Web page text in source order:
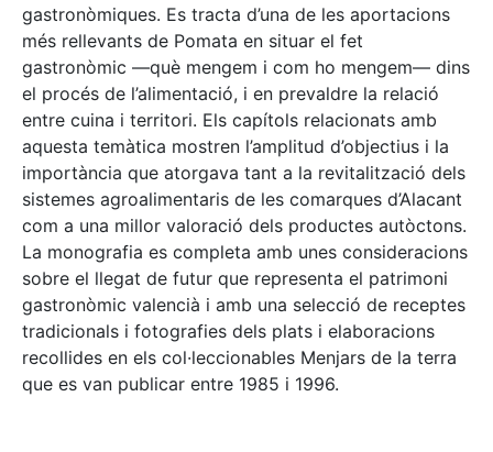
gastronòmiques. Es tracta d’una de les aportacions
més rellevants de Pomata en situar el fet
gastronòmic —què mengem i com ho mengem— dins
el procés de l’alimentació, i en prevaldre la relació
entre cuina i territori. Els capítols relacionats amb
aquesta temàtica mostren l’amplitud d’objectius i la
importància que atorgava tant a la revitalització dels
sistemes agroalimentaris de les comarques d’Alacant
com a una millor valoració dels productes autòctons.
La monografia es completa amb unes consideracions
sobre el llegat de futur que representa el patrimoni
gastronòmic valencià i amb una selecció de receptes
tradicionals i fotografies dels plats i elaboracions
recollides en els col·leccionables Menjars de la terra
que es van publicar entre 1985 i 1996.